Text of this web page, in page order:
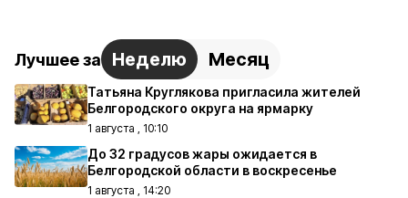
Лучшее за Неделю Месяц
Татьяна Круглякова пригласила жителей
Белгородского округа на ярмарку
1 августа , 10:10
До 32 градусов жары ожидается в
Белгородской области в воскресенье
1 августа , 14:20